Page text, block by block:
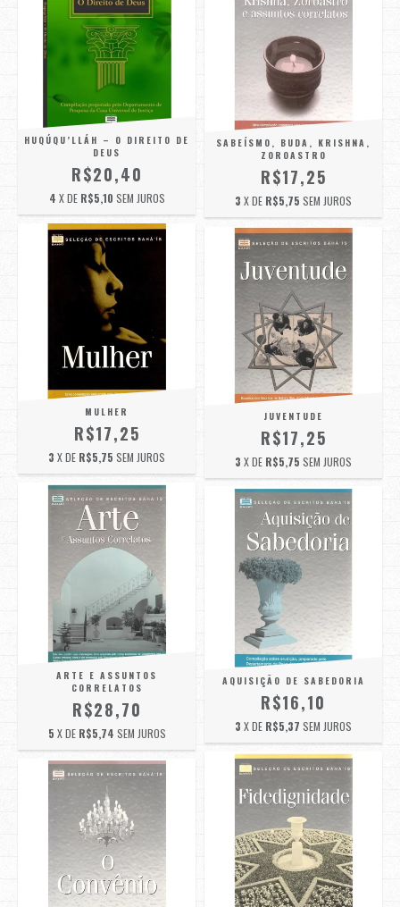
HUQÚQU’LLÁH – O DIREITO DE
DEUS
R$20,40
4 X DE R$5,10 SEM JUROS
SABEÍSMO, BUDA, KRISHNA,
ZOROASTRO
R$17,25
3 X DE R$5,75 SEM JUROS
MULHER
R$17,25
3 X DE R$5,75 SEM JUROS
JUVENTUDE
R$17,25
3 X DE R$5,75 SEM JUROS
ARTE E ASSUNTOS
CORRELATOS
R$28,70
5 X DE R$5,74 SEM JUROS
AQUISIÇÃO DE SABEDORIA
R$16,10
3 X DE R$5,37 SEM JUROS